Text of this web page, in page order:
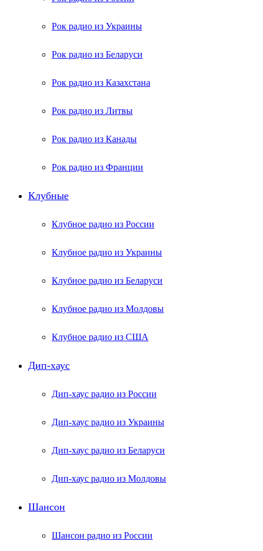
Рок радио из Украины
Рок радио из Беларуси
Рок радио из Казахстана
Рок радио из Литвы
Рок радио из Канады
Рок радио из Франции
Клубные
Клубное радио из России
Клубное радио из Украины
Клубное радио из Беларуси
Клубное радио из Молдовы
Клубное радио из США
Дип-хаус
Дип-хаус радио из России
Дип-хаус радио из Украины
Дип-хаус радио из Беларуси
Дип-хаус радио из Молдовы
Шансон
Шансон радио из России